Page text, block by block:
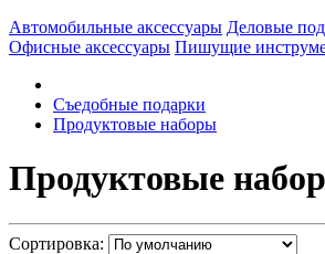
Автомобильные аксессуары Деловые
Офисные аксессуары Пишущие
Съедобные подарки
Продуктовые наборы
Продуктовые
Сортировка: